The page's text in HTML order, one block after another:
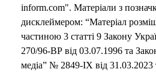
inform.com". Матеріали з
дисклеймером: “Матеріал
частиною 3 статті 9 Закону
270/96-ВР від 03.07.1996 та
медіа” № 2849-IX від 31.03.2023